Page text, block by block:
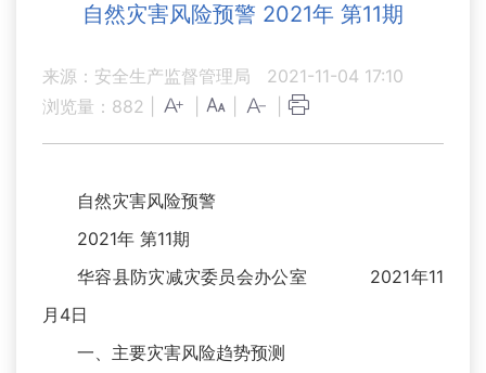
自然灾害风险预警 2021年 第11期
来源：安全生产监督管理局
2021-11-04 17:10
浏览量： 882
自然灾害风险预警
2021年 第11期
华容县防灾减灾委员会办公室 2021年11
月4日
一、主要灾害风险趋势预测